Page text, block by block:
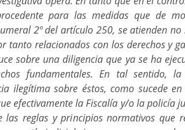
para las medidas que de
2º del artículo 250, se atienden
tanto relacionados con los derechos y
sobre una diligencia que ya se ha
fundamentales. En tal sentido,
ilegítima sobre éstos, como sucede
efectivamente la Fiscalía y/o la policía
las reglas y principios normativos que